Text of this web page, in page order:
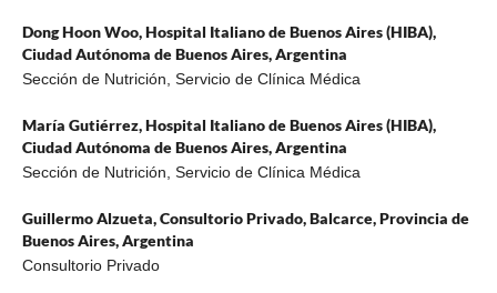
Dong Hoon Woo,Hospital Italiano de Buenos Aires (HIBA),
Ciudad Autónoma de Buenos Aires, Argentina
Sección de Nutrición, Servicio de Clínica Médica
María Gutiérrez,Hospital Italiano de Buenos Aires (HIBA),
Ciudad Autónoma de Buenos Aires, Argentina
Sección de Nutrición, Servicio de Clínica Médica
Guillermo Alzueta,Consultorio Privado, Balcarce, Provincia de
Buenos Aires, Argentina
Consultorio Privado